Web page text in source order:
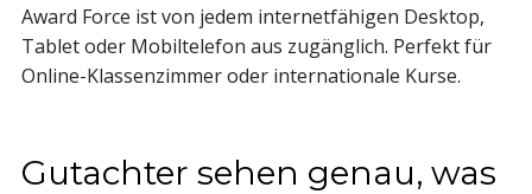
Award Force ist von jedem internetfähigen Desktop,
Tablet oder Mobiltelefon aus zugänglich. Perfekt für
Online-Klassenzimmer oder internationale Kurse.
Gutachter sehen genau, was